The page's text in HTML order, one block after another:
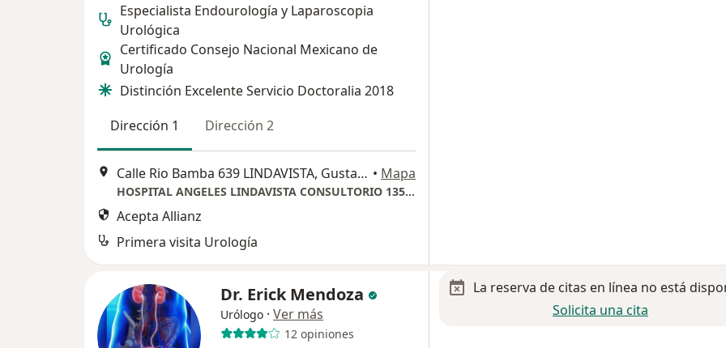
Especialista Endourología y Laparoscopia
Urológica
Certificado Consejo Nacional Mexicano de
Urología
Distinción Excelente Servicio Doctoralia 2018
Dirección 1
Dirección 2
Calle Rio Bamba 639 LINDAVISTA, Gustavo A Madero • Mapa
HOSPITAL ANGELES LINDAVISTA CONSULTORIO 135 PRIMER PISO COSTO CONSULTA 1300
Acepta Allianz
Primera visita Urología
Dr. Erick Mendoza
Urólogo · Ver más
12 opiniones
La reserva de citas en línea no está
Solicita una cita